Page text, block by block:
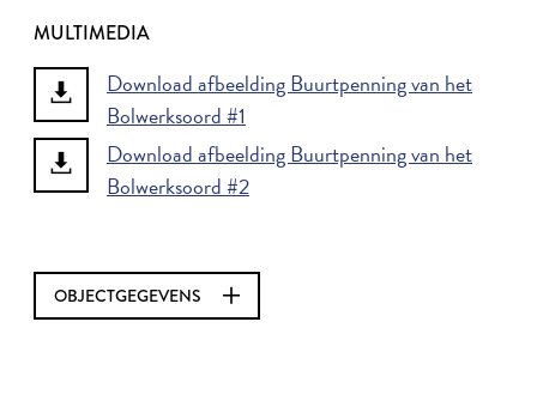
MULTIMEDIA
Download afbeelding Buurtpenning van het
Bolwerksoord #1
Download afbeelding Buurtpenning van het
Bolwerksoord #2
OBJECTGEGEVENS